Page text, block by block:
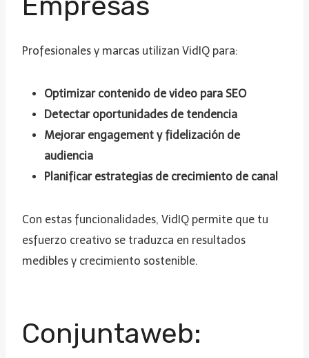
Profesionales y marcas utilizan VidIQ para:
Optimizar contenido de video para SEO
Detectar oportunidades de tendencia
Mejorar engagement y fidelización de
audiencia
Planificar estrategias de crecimiento de canal
Con estas funcionalidades, VidIQ permite que tu
esfuerzo creativo se traduzca en resultados
medibles y crecimiento sostenible.
Conjuntaweb: